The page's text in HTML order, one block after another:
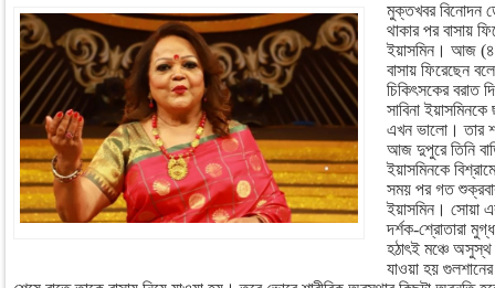
মুক্তখবর বিনোদন
থাকার পর বাসায়
ইয়াসমিন। আজ (৪
বাসায় ফিরেছেন
চিকিৎসকের বরাত
সাবিনা
এখন ভালো। তার
আজ দুপুরে তিনি
ইয়াসমিনকে
সময় পর গত
ইয়াসমিন। সোয়া
দর্শক-শ্রোতারা
হঠাৎই মঞ্চে অসুস্থ
যাওয়া হয়